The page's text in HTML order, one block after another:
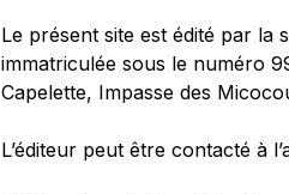
Le présent site est édité par la
immatriculée sous le numéro
Capelette, Impasse des
L’éditeur peut être contacté à